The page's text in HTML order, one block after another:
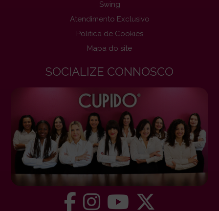
Swing
Atendimento Exclusivo
Politica de Cookies
Mapa do site
SOCIALIZE CONNOSCO